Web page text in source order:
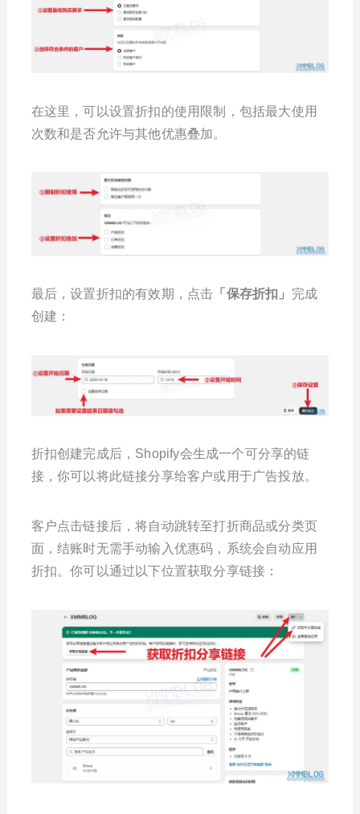
在这里，可以设置折扣的使用限制，包括最大使用
次数和是否允许与其他优惠叠加。
最后，设置折扣的有效期，点击 「 保存折扣 」 完成
创建：
折扣创建完成后，Shopify会生成一个可分享的链
接，你可以将此链接分享给客户或用于广告投放。
客户点击链接后，将自动跳转至打折商品或分类页
面，结账时无需手动输入优惠码，系统会自动应用
折扣。你可以通过以下位置获取分享链接：